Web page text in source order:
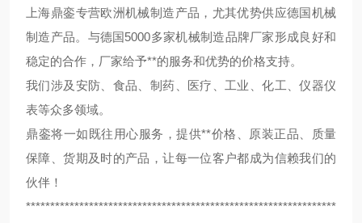
上海鼎銮专营欧洲机械制造产品，尤其优势供应德国机械
制造产品。与德国5000多家机械制造品牌厂家形成良好和
稳定的合作，厂家给予**的服务和优势的价格支持。
我们涉及安防、食品、制药、医疗、工业、化工、仪器仪
表等众多领域。
鼎銮将一如既往用心服务，提供**价格、原装正品、质量
保障、货期及时的产品，让每一位客户都成为信赖我们的
伙伴！
****************************************************************